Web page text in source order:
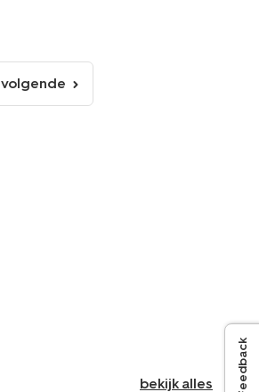
volgende
pagina
volgende
Feedback
bekijk alles